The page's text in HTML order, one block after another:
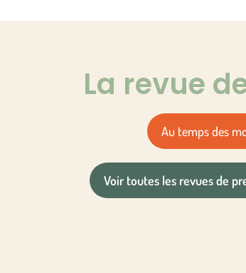
La revue
Au temps des
Voir toutes les revues de